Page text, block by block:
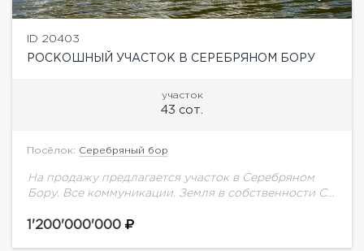
ID 20403
РОСКОШНЫЙ УЧАСТОК В СЕРЕБРЯНОМ БОРУ
участок
43 сот.
Посёлок: Серебряный бор
На продажу предлагается участок в Серебряном
Бору. Все коммуникации. Земля в собственности С
1'200'000'000